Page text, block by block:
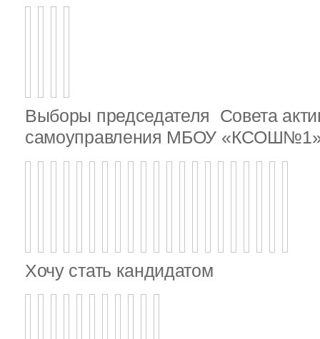
Выборы председателя Совета
самоуправления МБОУ
Хочу стать кандидатом